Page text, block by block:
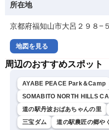
所在地
京都府福知山市大呂２９８−５
地図を見る
周辺のおすすめスポット
AYABE PEACE Park＆Camp
SOMABITO NORTH HILLS
道の駅丹波おばあちゃんの里
三宝ダム
道の駅農匠の郷や